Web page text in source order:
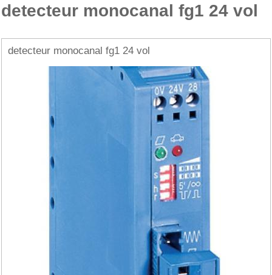
detecteur monocanal fg1 24 vol
detecteur monocanal fg1 24 vol